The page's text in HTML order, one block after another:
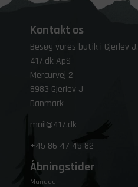
Kontakt os
Besøg vores butik i Gjerlev J.
417.dk ApS
Mercurvej 2
8983 Gjerlev J
Danmark
mail@417.dk
+45 86 47 45 82
Åbningstider
Mandag